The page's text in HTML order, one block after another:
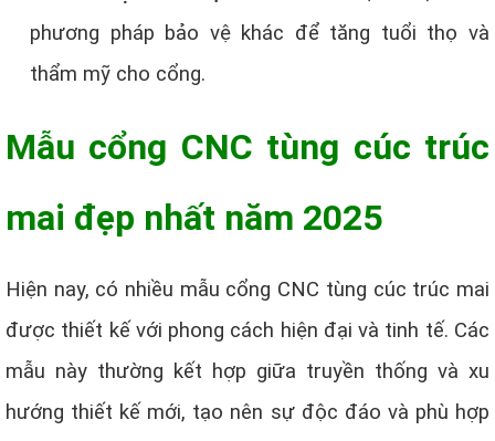
phương pháp bảo vệ khác để tăng tuổi thọ và
thẩm mỹ cho cổng.
Mẫu cổng CNC tùng cúc trúc
mai đẹp nhất năm 2025
Hiện nay, có nhiều mẫu cổng CNC tùng cúc trúc mai
được thiết kế với phong cách hiện đại và tinh tế. Các
mẫu này thường kết hợp giữa truyền thống và xu
hướng thiết kế mới, tạo nên sự độc đáo và phù hợp